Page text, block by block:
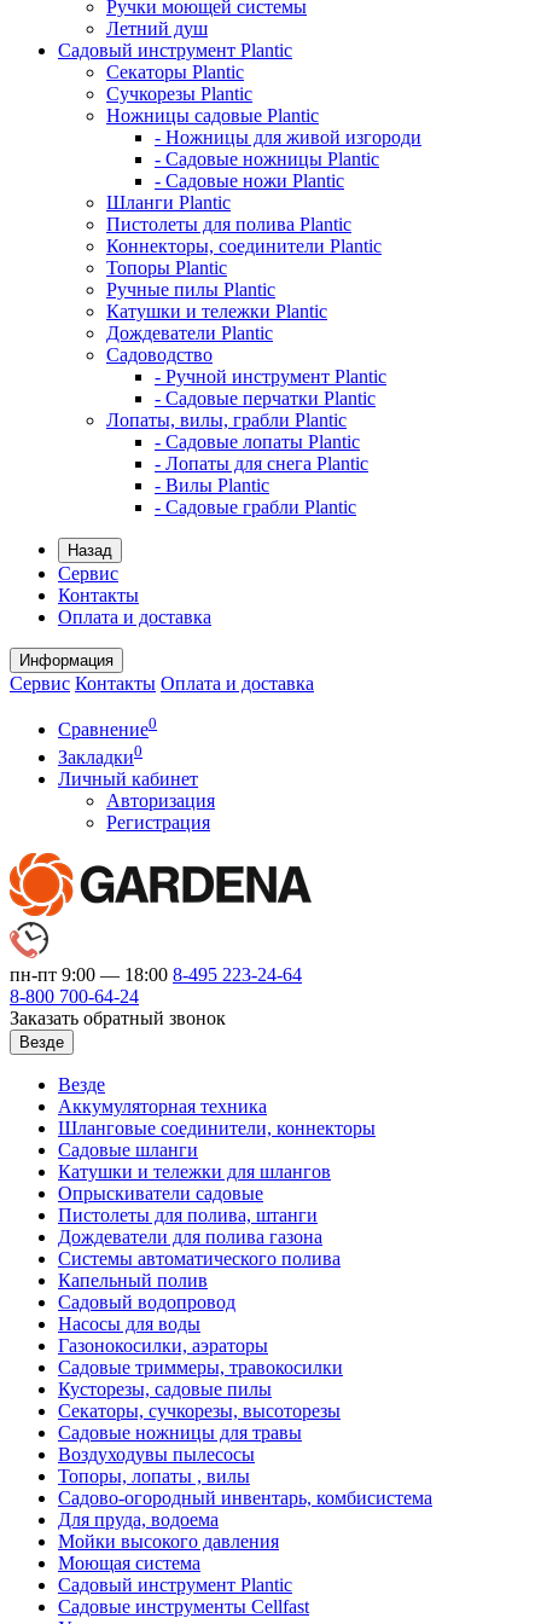
Ручки моющей системы
Летний душ
Садовый инструмент Plantic
Секаторы Plantic
Сучкорезы Plantic
Ножницы садовые Plantic
- Ножницы для живой изгороди
- Садовые ножницы Plantic
- Садовые ножи Plantic
Шланги Plantic
Пистолеты для полива Plantic
Коннекторы, соединители Plantic
Топоры Plantic
Ручные пилы Plantic
Катушки и тележки Plantic
Дождеватели Plantic
Садоводство
- Ручной инструмент Plantic
- Садовые перчатки Plantic
Лопаты, вилы, грабли Plantic
- Садовые лопаты Plantic
- Лопаты для снега Plantic
- Вилы Plantic
- Садовые грабли Plantic
Назад
Сервис
Контакты
Оплата и доставка
Информация
Сервис Контакты Оплата и доставка
Сравнение0
Закладки0
Личный кабинет
Авторизация
Регистрация
пн-пт 9:00 — 18:00 8-495 223-24-64
8-800 700-64-24
Заказать обратный звонок
Везде
Везде
Аккумуляторная техника
Шланговые соединители, коннекторы
Садовые шланги
Катушки и тележки для шлангов
Опрыскиватели садовые
Пистолеты для полива, штанги
Дождеватели для полива газона
Системы автоматического полива
Капельный полив
Садовый водопровод
Насосы для воды
Газонокосилки, аэраторы
Садовые триммеры, травокосилки
Кусторезы, садовые пилы
Секаторы, сучкорезы, высоторезы
Садовые ножницы для травы
Воздуходувы пылесосы
Топоры, лопаты , вилы
Садово-огородный инвентарь, комбисистема
Для пруда, водоема
Мойки высокого давления
Моющая система
Садовый инструмент Plantic
Садовые инструменты Cellfast